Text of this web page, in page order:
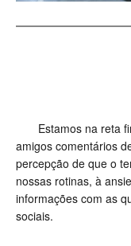
Estamos na reta
amigos comentários
percepção de que o
nossas rotinas, à
informações com as
sociais.